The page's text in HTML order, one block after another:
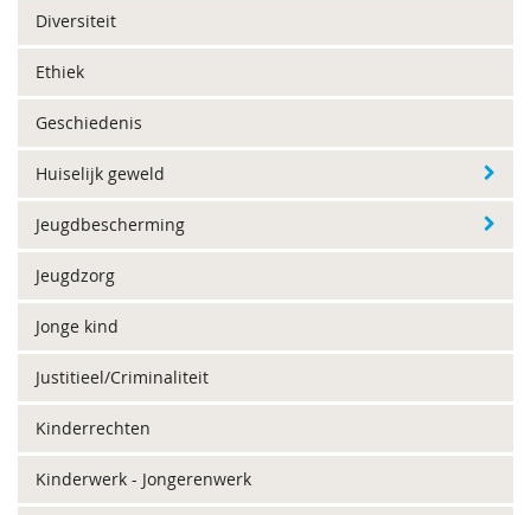
Diversiteit
Ethiek
Geschiedenis
Huiselijk geweld
Jeugdbescherming
Jeugdzorg
Jonge kind
Justitieel/Criminaliteit
Kinderrechten
Kinderwerk - Jongerenwerk